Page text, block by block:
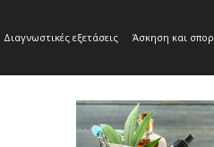
Διαγνωστικές εξετάσεις Άσκηση και σπορ